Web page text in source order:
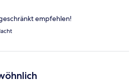
empfehlen!